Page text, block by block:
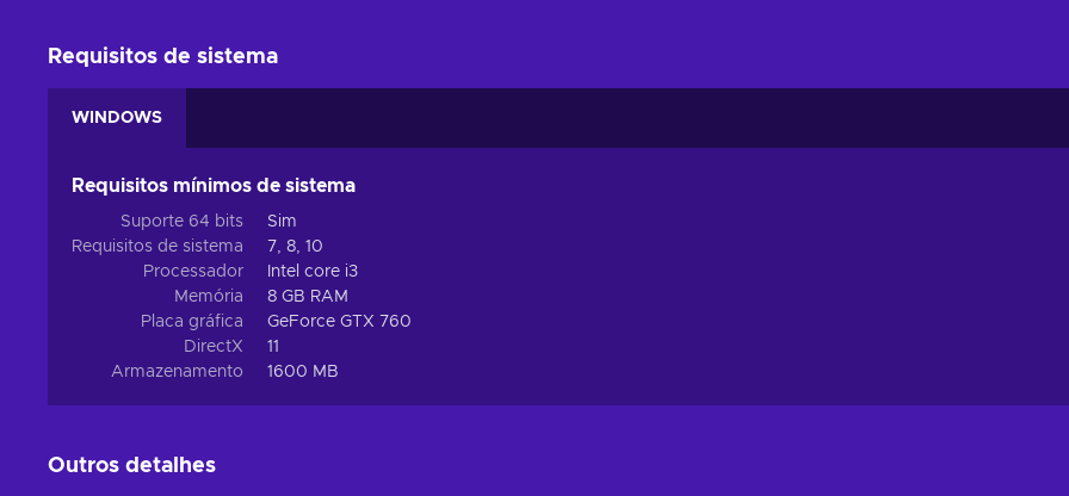
Requisitos de sistema
WINDOWS
Requisitos mínimos de sistema
Suporte 64 bits
Sim
Requisitos de sistema
7, 8, 10
Processador
Intel core i3
Memória
8 GB RAM
Placa gráfica
GeForce GTX 760
DirectX
11
Armazenamento
1600 MB
Outros detalhes